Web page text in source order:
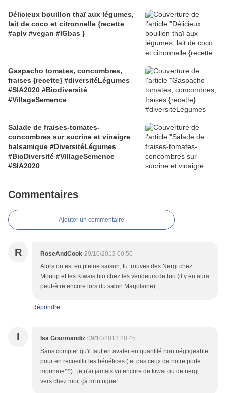
Délicieux bouillon thaï aux légumes,
lait de coco et citronnelle {recette
#aplv #vegan #IGbas }
Gaspacho tomates, concombres,
fraises {recette} #diversitéLégumes
#SIA2020 #Biodiversité
#VillageSemence
Salade de fraises-tomates-
concombres sur sucrine et vinaigre
balsamique #DiversitéLégumes
#BioDiversité #VillageSemence
#SIA2020
Commentaires
Ajouter un commentaire
R RoseAndCook 29/10/2013 00:50
Alors on est en pleine saison, tu trouves des Nergi chez
Monop et les Kiwaïs bio chez les vendeurs de bio (il y en aura
peut-être encore lors du salon Marjolaine)
Répondre
I Isa Gourmandiz 09/10/2013 20:45
Sans compter qu'il faut en avaler en quantité non négligeable
pour en recueillir les bénéfices ( et pas ceux de notre porte
monnaie^^) . je n'ai jamais vu encore de kiwai ou de nergi
vers chez moi, ça m'intrigue!